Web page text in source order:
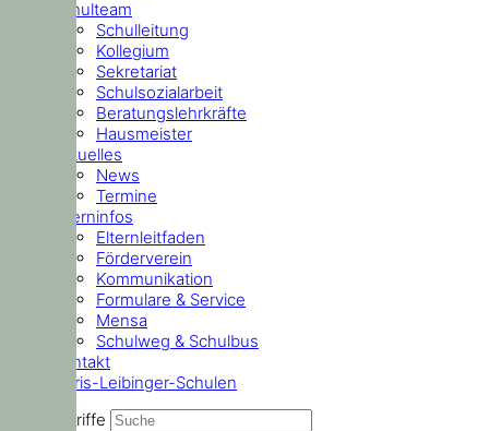
Schulteam
Schulleitung
Kollegium
Sekretariat
Schulsozialarbeit
Beratungslehrkräfte
Hausmeister
Aktuelles
News
Termine
Elterninfos
Elternleitfaden
Förderverein
Kommunikation
Formulare & Service
Mensa
Schulweg & Schulbus
Kontakt
Doris-Leibinger-Schulen
Suchbegriffe